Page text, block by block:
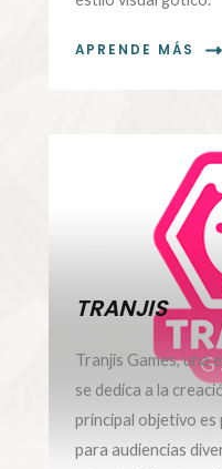
APRENDE MÁS
TRANJIS
Tranjis Games, una
se dedica a la
principal objetivo es
para audiencias